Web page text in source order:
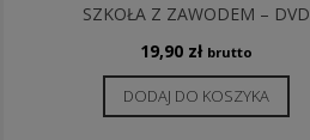
SZKOŁA Z ZAWODEM – DVD
19,90 zł brutto
DODAJ DO KOSZYKA